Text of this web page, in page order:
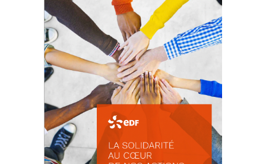
FEUILLETER